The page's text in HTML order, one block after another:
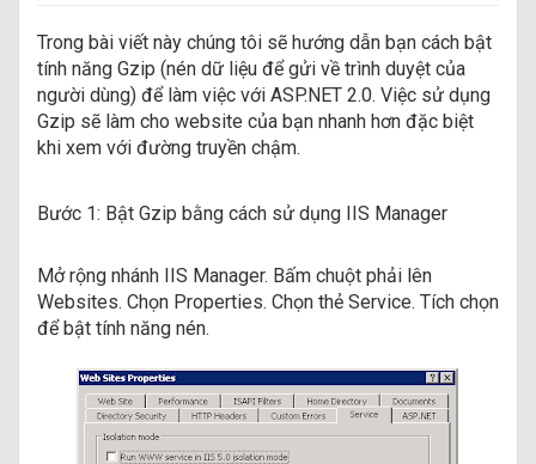
Trong bài viết này chúng tôi sẽ hướng dẫn bạn cách bật
tính năng Gzip (nén dữ liệu để gửi về trình duyệt của
người dùng) để làm việc với ASP.NET 2.0. Việc sử dụng
Gzip sẽ làm cho website của bạn nhanh hơn đặc biệt
khi xem với đường truyền chậm.
Bước 1: Bật Gzip bằng cách sử dụng IIS Manager
Mở rộng nhánh IIS Manager. Bấm chuột phải lên
Websites. Chọn Properties. Chọn thẻ Service. Tích chọn
để bật tính năng nén.